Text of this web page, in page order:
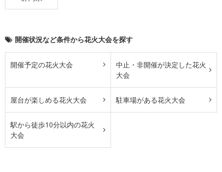
開催状況など条件から花火大会を探す
開催予定の花火大会
中止・非開催が決定した花火
大会
屋台が楽しめる花火大会 駐車場がある花火大会
駅から徒歩10分以内の花火
大会